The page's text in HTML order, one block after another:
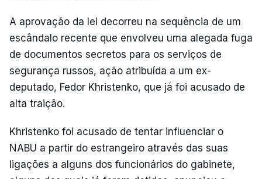
A aprovação da lei decorreu na sequência de um
escândalo recente que envolveu uma alegada fuga
de documentos secretos para os serviços de
segurança russos, ação atribuída a um ex-
deputado, Fedor Khristenko, que já foi acusado de
alta traição.
Khristenko foi acusado de tentar influenciar o
NABU a partir do estrangeiro através das suas
ligações a alguns dos funcionários do gabinete,